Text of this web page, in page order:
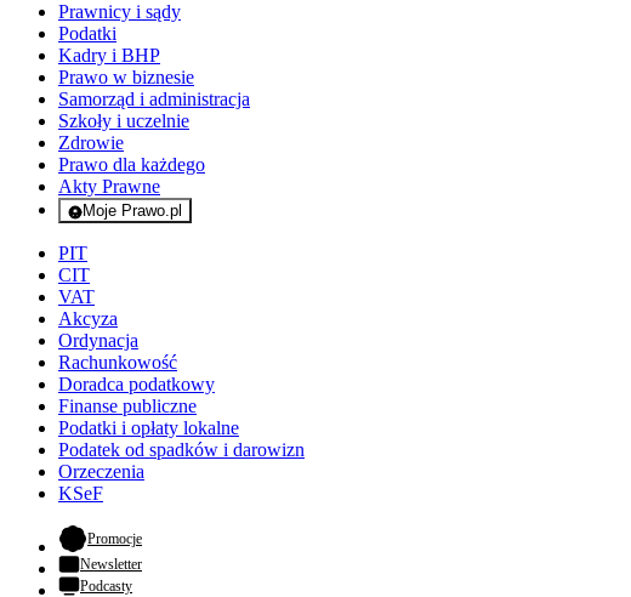
Prawnicy i sądy
Podatki
Kadry i BHP
Prawo w biznesie
Samorząd i administracja
Szkoły i uczelnie
Zdrowie
Prawo dla każdego
Akty Prawne
Moje Prawo.pl
- rejestracja i logowanie do serwisu
PIT
CIT
VAT
Akcyza
Ordynacja
Rachunkowość
Doradca podatkowy
Finanse publiczne
Podatki i opłaty lokalne
Podatek od spadków i darowizn
Orzeczenia
KSeF
Promocje- otwiera się w nowej karcie
Newsletter
Podcasty